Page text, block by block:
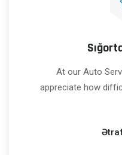
At our Auto
appreciate how